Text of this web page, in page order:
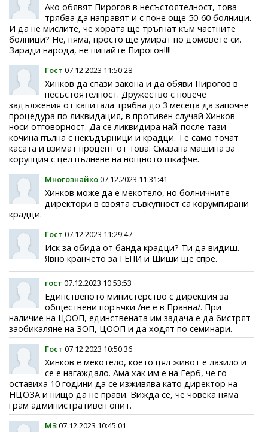
Ако обявят Пирогов в несъстоятелност, това
трябва да направят и с поне още 50-60 болници.
И да не мислите, че хората ще тръгнат към частните
болници? Не, няма, просто ще умират по домовете си.
Заради народа, не пипайте Пирогов!!!!
Гост 07.12.2023 11:50:28
Хинков да спази закона и да обяви Пирогов в
несъстоятелност. Дружество с повече
задължения от капитала трябва до 3 месеца да започне
процедура по ликвидация, в противен случай Хинков
носи отговорност. Да се ликвидира най-после тази
кочина пълна с некъдърници и крадци. Те само точат
касата и взимат процент от това. Смазана машина за
корупция с цел пълнене на нощното шкафче.
Многознайко07.12.2023 11:31:41
Хинков може да е мекотело, но болничните
директори в своята съвкупност са корумпирани
крадци.
Гост 07.12.2023 11:29:47
Иск за обида от банда крадци? Ти да видиш.
Явно кранчето за ГЕПИ и Шиши ще спре.
гост 07.12.2023 10:53:53
Единственото министерство с дирекция за
обществени поръчки /не е в Правна/. При
наличие на ЦООП, единствената им задача е да бистрят
заобикаляне на ЗОП, ЦООП и да ходят по семинари.
Гост 07.12.2023 10:50:36
Хинков е мекотело, което цял живот е лазило и
се е нагаждало. Ама хак им е на Герб, че го
оставиха 10 години да се изживява като директор на
НЦОЗА и нищо да не прави. Вижда се, че човека няма
грам административен опит.
МЗ07.12.2023 10:45:01